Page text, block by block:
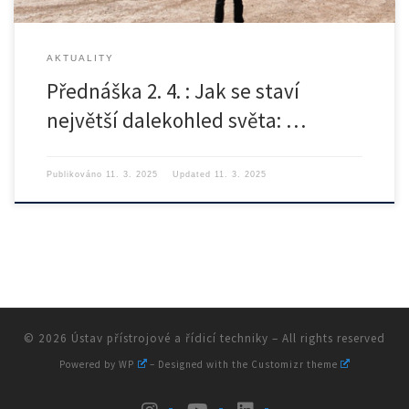
AKTUALITY
Přednáška 2. 4. : Jak se staví
největší dalekohled světa: …
Publikováno 11. 3. 2025 Updated 11. 3. 2025
© 2026 Ústav přístrojové a řídicí techniky – All rights reserved
Powered byWP – Designed with the Customizr theme